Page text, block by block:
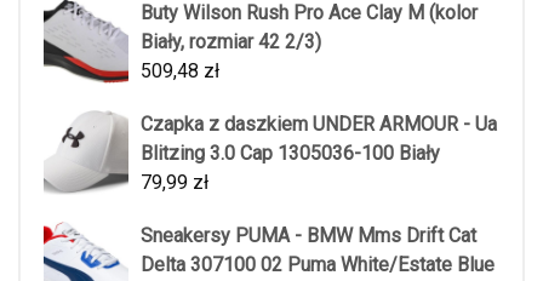
Buty Wilson Rush Pro Ace Clay M (kolor
Biały, rozmiar 42 2/3)
509,48 zł
Czapka z daszkiem UNDER ARMOUR - Ua
Blitzing 3.0 Cap 1305036-100 Biały
79,99 zł
Sneakersy PUMA - BMW Mms Drift Cat
Delta 307100 02 Puma White/Estate Blue